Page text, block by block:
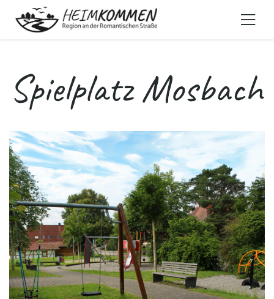
Spielplatz Mosbach